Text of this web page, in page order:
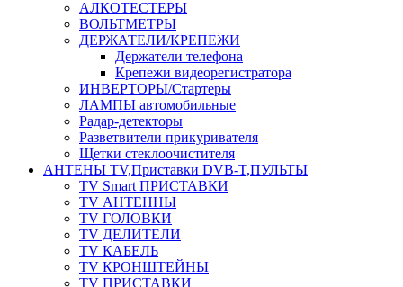
АЛКОТЕСТЕРЫ
ВОЛЬТМЕТРЫ
ДЕРЖАТЕЛИ/КРЕПЕЖИ
Держатели телефона
Крепежи видеорегистратора
ИНВЕРТОРЫ/Стартеры
ЛАМПЫ автомобильные
Радар-детекторы
Разветвители прикуривателя
Щетки стеклоочистителя
АНТЕНЫ ТV,Приставки DVB-T,ПУЛЬТЫ
TV Smart ПРИСТАВКИ
TV АНТЕННЫ
TV ГОЛОВКИ
TV ДЕЛИТЕЛИ
TV КАБЕЛЬ
TV КРОНШТЕЙНЫ
TV ПРИСТАВКИ